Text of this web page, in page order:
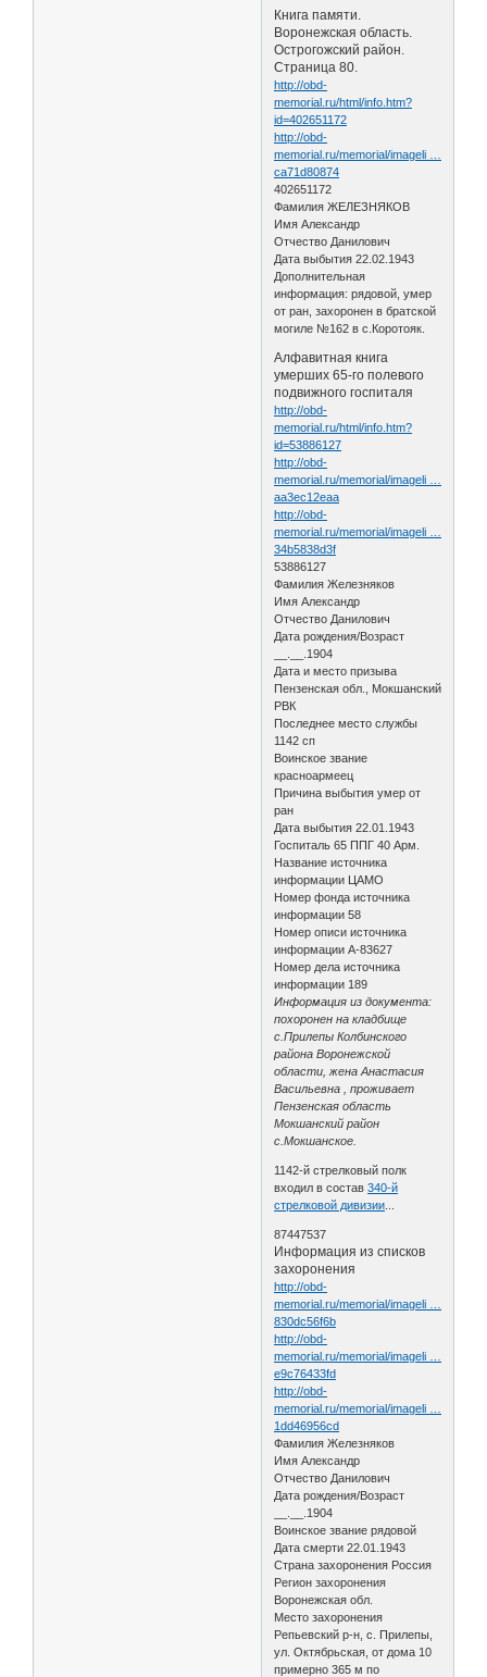
Книга памяти.
Воронежская область.
Острогожский район.
Страница 80.
http://obd-
memorial.ru/html/info.htm?
id=402651172
http://obd-
memorial.ru/memorial/imageli …
ca71d80874
402651172
Фамилия ЖЕЛЕЗНЯКОВ
Имя Александр
Отчество Данилович
Дата выбытия 22.02.1943
Дополнительная
информация: рядовой, умер
от ран, захоронен в братской
могиле №162 в с.Коротояк.
Алфавитная книга
умерших 65-го полевого
подвижного госпиталя
http://obd-
memorial.ru/html/info.htm?
id=53886127
http://obd-
memorial.ru/memorial/imageli …
aa3ec12eaa
http://obd-
memorial.ru/memorial/imageli …
34b5838d3f
53886127
Фамилия Железняков
Имя Александр
Отчество Данилович
Дата рождения/Возраст
__.__.1904
Дата и место призыва
Пензенская обл., Мокшанский
РВК
Последнее место службы
1142 сп
Воинское звание
красноармеец
Причина выбытия умер от
ран
Дата выбытия 22.01.1943
Госпиталь 65 ППГ 40 Арм.
Название источника
информации ЦАМО
Номер фонда источника
информации 58
Номер описи источника
информации А-83627
Номер дела источника
информации 189
Информация из документа:
похоронен на кладбище
с.Прилепы Колбинского
района Воронежской
области, жена Анастасия
Васильевна , проживает
Пензенская область
Мокшанский район
с.Мокшанское.
1142-й стрелковый полк
входил в состав340-й
стрелковой дивизии
87447537
Информация из списков
захоронения
http://obd-
memorial.ru/memorial/imageli …
830dc56f6b
http://obd-
memorial.ru/memorial/imageli …
e9c76433fd
http://obd-
memorial.ru/memorial/imageli …
1dd46956cd
Фамилия Железняков
Имя Александр
Отчество Данилович
Дата рождения/Возраст
__.__.1904
Воинское звание рядовой
Дата смерти 22.01.1943
Страна захоронения Россия
Регион захоронения
Воронежская обл.
Место захоронения
Репьевский р-н, с. Прилепы,
ул. Октябрьская, от дома 10
примерно 365 м по